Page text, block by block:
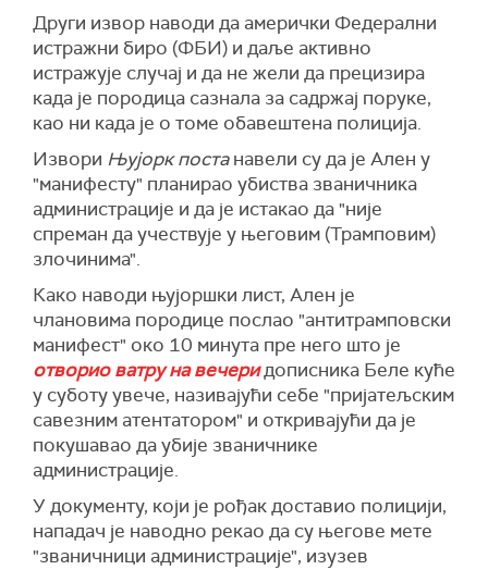
Други извор наводи да амерички Федерални
истражни биро (ФБИ) и даље активно
истражује случај и да не жели да прецизира
када је породица сазнала за садржај поруке,
као ни када је о томе обавештена полиција.
Извори Њујорк постанавели су да је Ален у
"манифесту" планирао убиства званичника
администрације и да је истакао да "није
спреман да учествује у његовим (Трамповим)
злочинима".
Како наводи њујоршки лист, Ален је
члановима породице послао "антитрамповски
манифест" око 10 минута пре него што је
отворио ватру на вечеридописника Беле куће
у суботу увече, називајући себе "пријатељским
савезним атентатором" и откривајући да је
покушавао да убије званичнике
администрације.
У документу, који је рођак доставио полицији,
нападач је наводно рекао да су његове мете
"званичници администрације", изузев